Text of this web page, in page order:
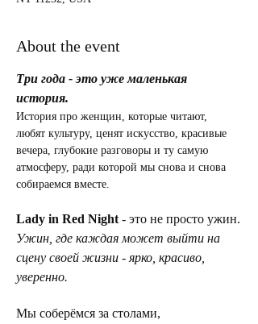
About the event
Три года - это уже маленькая
история.
История про женщин, которые читают,
любят культуру, ценят искусство, красивые
вечера, глубокие разговоры и ту самую
атмосферу, ради которой мы снова и снова
собираемся вместе.
Lady in Red Night - это не просто ужин.
Ужин, где каждая может выйти на
сцену своей жизни - ярко, красиво,
уверенно.
Мы соберёмся за столами,